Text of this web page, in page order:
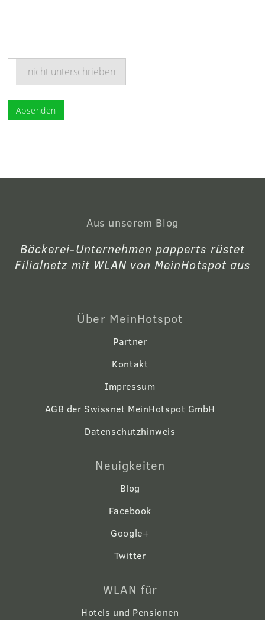
nicht unterschrieben
Absenden
Aus unserem Blog
Bäckerei-Unternehmen papperts rüstet
Filialnetz mit WLAN von MeinHotspot aus
Über MeinHotspot
Partner
Kontakt
Impressum
AGB der Swissnet MeinHotspot GmbH
Datenschutzhinweis
Neuigkeiten
Blog
Facebook
Google+
Twitter
WLAN für
Hotels und Pensionen